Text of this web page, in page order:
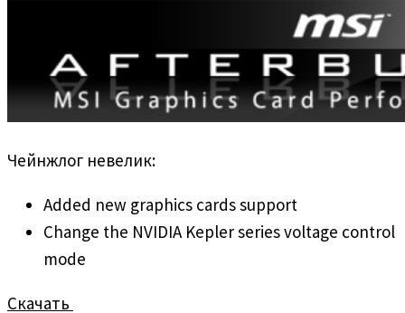
Чейнжлог невелик:
Added new graphics cards support
Change the NVIDIA Kepler series voltage control
mode
Скачать